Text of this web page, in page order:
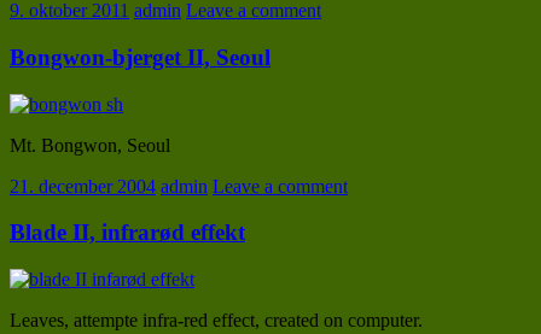
9. oktober 2011 admin Leave a comment
Bongwon-bjerget II, Seoul
Mt. Bongwon, Seoul
21. december 2004 admin Leave a comment
Blade II, infrarød effekt
Leaves, attempte infra-red effect, created on computer.